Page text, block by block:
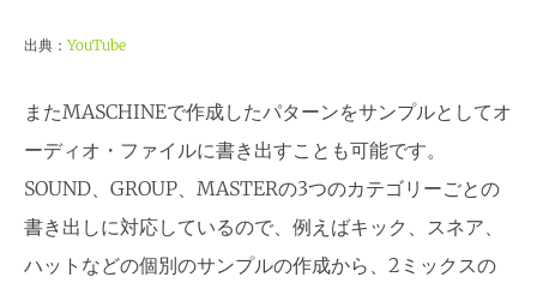
出典： YouTube
またMASCHINEで作成したパターンをサンプルとしてオ
ーディオ・ファイルに書き出すことも可能です。
SOUND、GROUP、MASTERの3つのカテゴリーごとの
書き出しに対応しているので、例えばキック、スネア、
ハットなどの個別のサンプルの作成から、2ミックスの